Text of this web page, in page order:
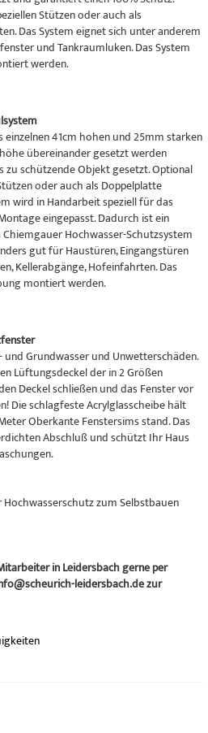
Stützen oder auch als
Das System eignet sich unter anderem
und Tankraumluken. Das System
werden.
41cm hohen und 25mm starken
übereinander gesetzt werden
zu schützende Objekt gesetzt. Optional
oder auch als Doppelplatte
wird in Handarbeit speziell für das
eingepasst. Dadurch ist ein
Hochwasser-Schutzsystem
gut für Haustüren, Eingangstüren
Kellerabgänge, Hofeinfahrten. Das
montiert werden.
Grundwasser und Unwetterschäden.
Lüftungsdeckel der in 2 Größen
Deckel schließen und das Fenster vor
Die schlagfeste Acrylglasscheibe hält
Oberkante Fenstersims stand. Das
Abschluß und schützt Ihr Haus
Hochwasserschutz zum Selbstbauen
in Leidersbach gerne per
leidersbach.de zur